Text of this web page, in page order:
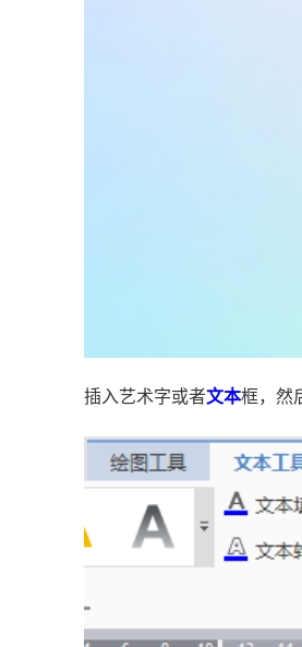
插入艺术字或者文本框，然